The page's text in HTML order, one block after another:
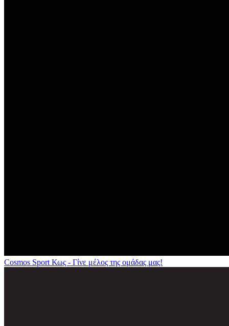
Cosmos Sport Κως - Γίνε μέλος της ομάδας μας!